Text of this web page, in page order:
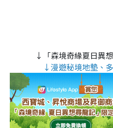
↓「森境奇緣夏日異
↓漫遊秘境地墊、